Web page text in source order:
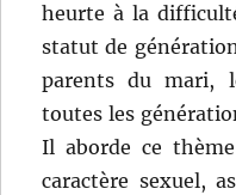
heurte à la
statut de
parents du mari,
toutes les
Il aborde ce
caractère sexuel,